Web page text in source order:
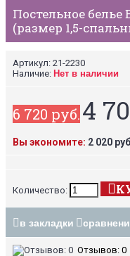
Постельное белье
(размер 1,5-
Артикул: 21-2230
Наличие: Нет в наличии
6 720 руб.4
Вы экономите: 2 020
Количество:
в закладки
Отзывов: 0